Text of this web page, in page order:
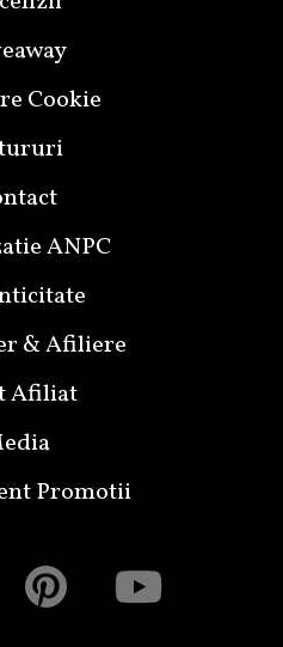
Cookie
ANPC
& Afiliere
Afiliat
Promotii